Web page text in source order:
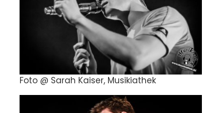
Foto @ Sarah Kaiser, Musikiathek